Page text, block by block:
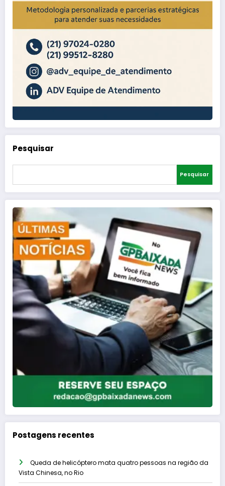
Pesquisar
Pesquisar
Postagens recentes
Queda de helicóptero mata quatro pessoas na região da
Vista Chinesa, no Rio